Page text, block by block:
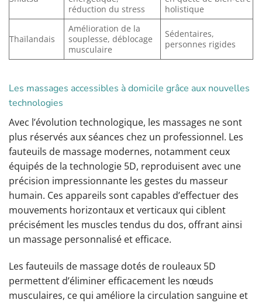
réduction du stress
holistique
Thaïlandais
Amélioration de la
souplesse, déblocage
musculaire
Sédentaires,
personnes rigides
Les massages accessibles à domicile grâce aux nouvelles
technologies
Avec l’évolution technologique, les massages ne sont
plus réservés aux séances chez un professionnel. Les
fauteuils de massage modernes, notamment ceux
équipés de la technologie 5D, reproduisent avec une
précision impressionnante les gestes du masseur
humain. Ces appareils sont capables d’effectuer des
mouvements horizontaux et verticaux qui ciblent
précisément les muscles tendus du dos, offrant ainsi
un massage personnalisé et efficace.
Les fauteuils de massage dotés de rouleaux 5D
permettent d’éliminer efficacement les nœuds
musculaires, ce qui améliore la circulation sanguine et